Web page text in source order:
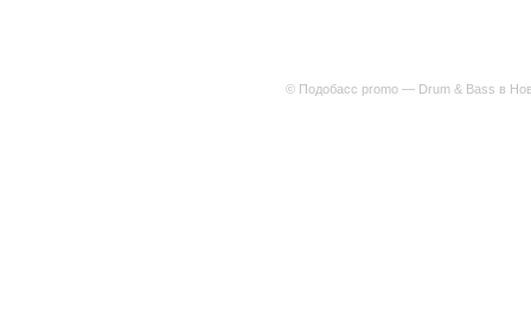
© Подобасс promo — Drum & Bass в